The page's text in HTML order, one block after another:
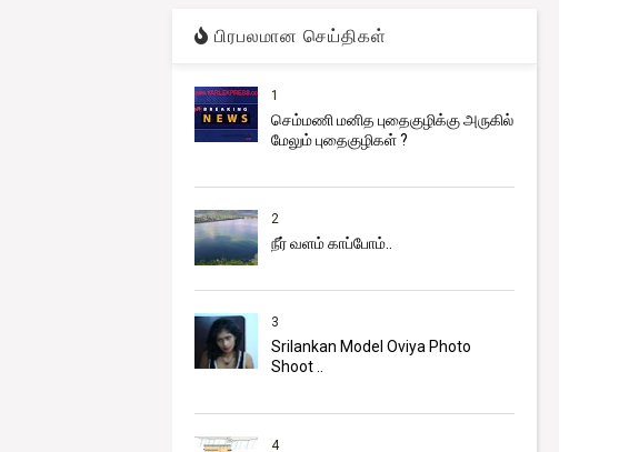
பிரபலமான செய்திகள்
1
செம்மணி மனித புதைகுழிக்கு அருகில்
மேலும் புதைகுழிகள் ?
2
நீர் வளம் காப்போம்..
3
Srilankan Model Oviya Photo
Shoot ..
4